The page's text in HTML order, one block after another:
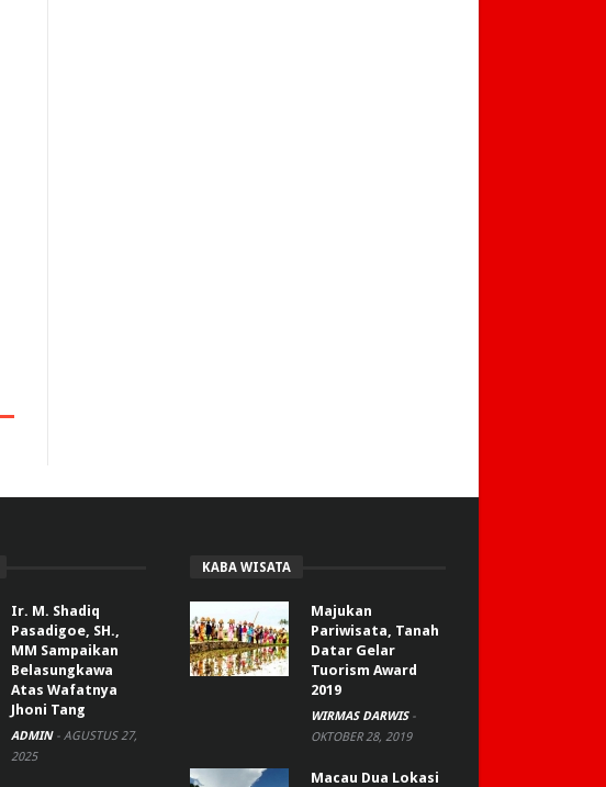
Ir. M. Shadiq
Pasadigoe, SH.,
MM Sampaikan
Belasungkawa
Atas Wafatnya
Jhoni Tang
ADMIN - AGUSTUS 27,
2025
KABA WISATA
Majukan
Pariwisata, Tanah
Datar Gelar
Tuorism Award
2019
WIRMAS DARWIS -
OKTOBER 28, 2019
Macau Dua Lokasi